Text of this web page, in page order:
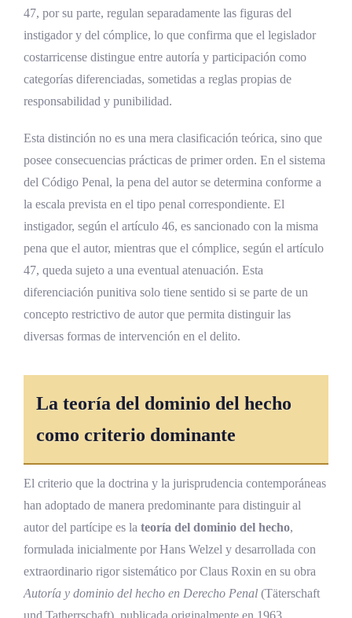
¿Qué es la autoría mediata y cómo se regula
¿Puede una persona jurídica ser autora de
un delito en Costa Rica?
¿Qué ocurre si un coautor se excede del plan
¿Cómo se determina la autoría en delitos
que exigen una cualidad especial del sujeto?
Conclusiones
Referencias Bibliográficas
47, por su parte, regulan separadamente las figuras del
instigador y del cómplice, lo que confirma que el legislador
costarricense distingue entre autoría y participación como
categorías diferenciadas, sometidas a reglas propias de
responsabilidad y punibilidad.
Esta distinción no es una mera clasificación teórica, sino que
posee consecuencias prácticas de primer orden. En el sistema
del Código Penal, la pena del autor se determina conforme a
la escala prevista en el tipo penal correspondiente. El
instigador, según el artículo 46, es sancionado con la misma
pena que el autor, mientras que el cómplice, según el artículo
47, queda sujeto a una eventual atenuación. Esta
diferenciación punitiva solo tiene sentido si se parte de un
concepto restrictivo de autor que permita distinguir las
diversas formas de intervención en el delito.
La teoría del dominio del hecho
como criterio dominante
El criterio que la doctrina y la jurisprudencia contemporáneas
han adoptado de manera predominante para distinguir al
autor del partícipe es la teoría del dominio del hecho,
formulada inicialmente por Hans Welzel y desarrollada con
extraordinario rigor sistemático por Claus Roxin en su obra
Autoría y dominio del hecho en Derecho Penal (Täterschaft
und Tatherrschaft), publicada originalmente en 1963.